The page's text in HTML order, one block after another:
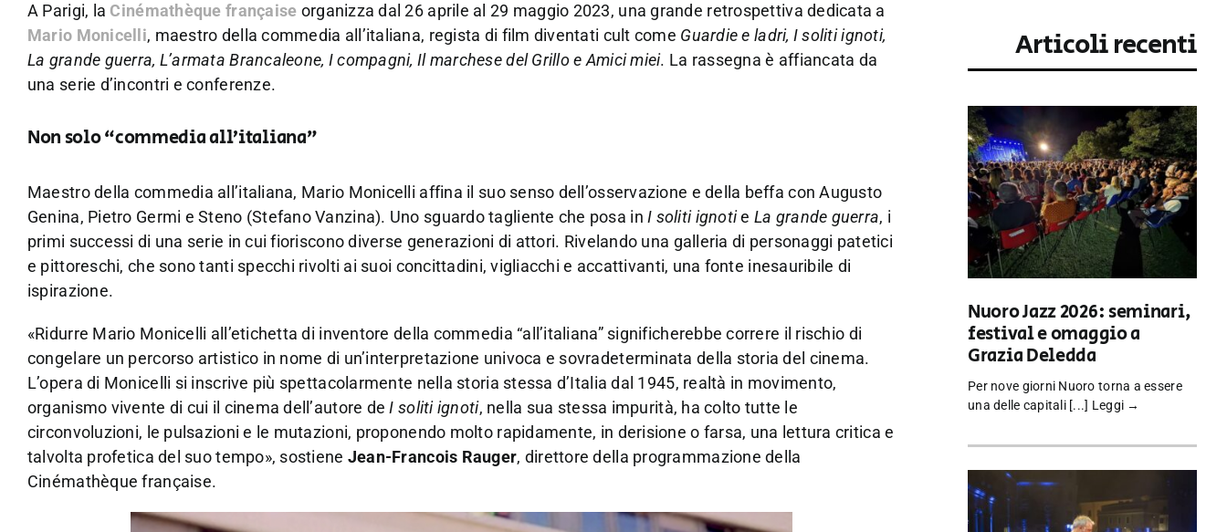
A Parigi, la Cinémathèque française organizza dal 26 aprile al 29 maggio 2023, una grande retrospettiva dedicata a
Mario Monicelli, maestro della commedia all’italiana, regista di film diventati cult come Guardie e ladri, I soliti ignoti,
La grande guerra, L’armata Brancaleone, I compagni, Il marchese del Grillo e Amici miei. La rassegna è affiancata da
una serie d’incontri e conferenze.
Non solo “commedia all’italiana”
Maestro della commedia all’italiana, Mario Monicelli affina il suo senso dell’osservazione e della beffa con Augusto
Genina, Pietro Germi e Steno (Stefano Vanzina). Uno sguardo tagliente che posa inI soliti ignotie La grande guerra, i
primi successi di una serie in cui fioriscono diverse generazioni di attori. Rivelando una galleria di personaggi patetici
e pittoreschi, che sono tanti specchi rivolti ai suoi concittadini, vigliacchi e accattivanti, una fonte inesauribile di
ispirazione.
«Ridurre Mario Monicelli all’etichetta di inventore della commedia “all’italiana” significherebbe correre il rischio di
congelare un percorso artistico in nome di un’interpretazione univoca e sovradeterminata della storia del cinema.
L’opera di Monicelli si inscrive più spettacolarmente nella storia stessa d’Italia dal 1945, realtà in movimento,
organismo vivente di cui il cinema dell’autore deI soliti ignoti, nella sua stessa impurità, ha colto tutte le
circonvoluzioni, le pulsazioni e le mutazioni, proponendo molto rapidamente, in derisione o farsa, una lettura critica e
talvolta profetica del suo tempo», sostiene Jean-Francois Rauger, direttore della programmazione della
Cinémathèque française.
Articoli recenti
Nuoro Jazz 2026: seminari,
festival e omaggio a
Grazia Deledda
Per nove giorni Nuoro torna a essere
una delle capitali [...] Leggi →